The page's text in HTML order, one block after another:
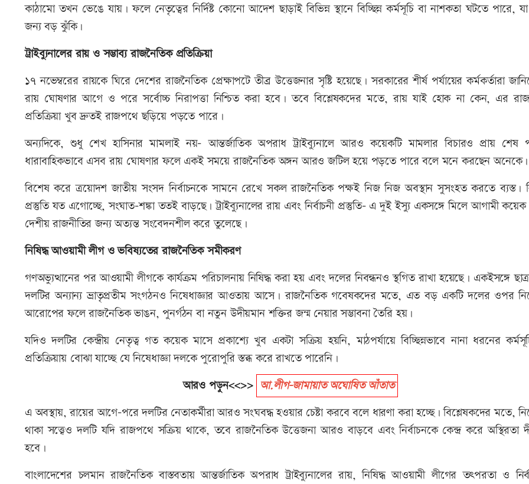
কাঠামো তখন ভেঙে যায়। ফলে নেতৃত্বের নির্দিষ্ট কোনো আদেশ ছাড়াই বিভিন্ন স্থানে বিচ্ছিন্ন কর্মসূচি বা নাশকতা ঘটতে পারে, যা
জন্য বড় ঝুঁকি।
ট্রাইব্যুনালের রায় ও সম্ভাব্য রাজনৈতিক প্রতিক্রিয়া
১৭ নভেম্বরের রায়কে ঘিরে দেশের রাজনৈতিক প্রেক্ষাপটে তীব্র উত্তেজনার সৃষ্টি হয়েছে। সরকারের শীর্ষ পর্যায়ের কর্মকর্তারা
রায় ঘোষণার আগে ও পরে সর্বোচ্চ নিরাপত্তা নিশ্চিত করা হবে। তবে বিশ্লেষকদের মতে, রায় যাই হোক না কেন, এর
প্রতিক্রিয়া খুব দ্রুতই রাজপথে ছড়িয়ে পড়তে পারে।
অন্যদিকে, শুধু শেখ হাসিনার মামলাই নয়- আন্তর্জাতিক অপরাধ ট্রাইব্যুনালে আরও কয়েকটি মামলার বিচারও প্রায় শেষ
ধারাবাহিকভাবে এসব রায় ঘোষণার ফলে একই সময়ে রাজনৈতিক অঙ্গন আরও জটিল হয়ে পড়তে পারে বলে মনে করছেন অনেকে।
বিশেষ করে ত্রয়োদশ জাতীয় সংসদ নির্বাচনকে সামনে রেখে সকল রাজনৈতিক পক্ষই নিজ নিজ অবস্থান সুসংহত করতে ব্যস্ত।
প্রস্তুতি যত এগোচ্ছে, সংঘাত-শঙ্কা ততই বাড়ছে। ট্রাইব্যুনালের রায় এবং নির্বাচনী প্রস্তুতি- এ দুই ইস্যু একসঙ্গে মিলে আগামী
দেশীয় রাজনীতির জন্য অত্যন্ত সংবেদনশীল করে তুলেছে।
নিষিদ্ধ আওয়ামী লীগ ও ভবিষ্যতের রাজনৈতিক সমীকরণ
গণঅভ্যুত্থানের পর আওয়ামী লীগকে কার্যক্রম পরিচালনায় নিষিদ্ধ করা হয় এবং দলের নিবন্ধনও স্থগিত রাখা হয়েছে। একইসঙ্গে
দলটির অন্যান্য ভ্রাতৃপ্রতীম সংগঠনও নিষেধাজ্ঞার আওতায় আসে। রাজনৈতিক গবেষকদের মতে, এত বড় একটি দলের ওপর
আরোপের ফলে রাজনৈতিক ভাঙন, পুনর্গঠন বা নতুন উদীয়মান শক্তির জন্ম নেয়ার সম্ভাবনা তৈরি হয়।
যদিও দলটির কেন্দ্রীয় নেতৃত্ব গত কয়েক মাসে প্রকাশ্যে খুব একটা সক্রিয় হয়নি, মাঠপর্যায়ে বিচ্ছিন্নভাবে নানা ধরনের
প্রতিক্রিয়ায় বোঝা যাচ্ছে যে নিষেধাজ্ঞা দলকে পুরোপুরি স্তব্ধ করে রাখতে পারেনি।
আরও পড়ুন<<>> আ.লীগ-জামায়াত অঘোষিত আঁতাত
এ অবস্থায়, রায়ের আগে–পরে দলটির নেতাকর্মীরা আরও সংঘবদ্ধ হওয়ার চেষ্টা করবে বলে ধারণা করা হচ্ছে। বিশ্লেষকদের মতে,
থাকা সত্ত্বেও দলটি যদি রাজপথে সক্রিয় থাকে, তবে রাজনৈতিক উত্তেজনা আরও বাড়বে এবং নির্বাচনকে কেন্দ্র করে অস্থিরতা
হবে।
বাংলাদেশের চলমান রাজনৈতিক বাস্তবতায় আন্তর্জাতিক অপরাধ ট্রাইব্যুনালের রায়, নিষিদ্ধ আওয়ামী লীগের তৎপরতা ও